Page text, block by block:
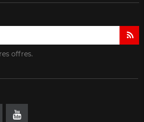
offres.